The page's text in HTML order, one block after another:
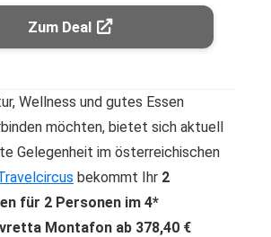
Zum Deal
Wellness und gutes Essen
möchten, bietet sich aktuell
Gelegenheit im österreichischen
bekommt Ihr 2
für 2 Personen im 4*
Montafon ab 378,40 €